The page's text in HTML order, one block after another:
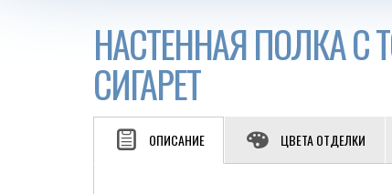
НАСТЕННАЯ ПОЛКА
СИГАРЕТ
ОПИСАНИЕ ЦВЕТА ОТДЕЛКИ